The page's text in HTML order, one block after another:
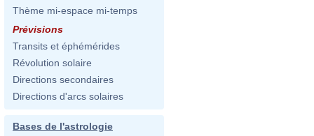
Thème mi-espace mi-temps
Prévisions
Transits et éphémérides
Révolution solaire
Directions secondaires
Directions d'arcs solaires
Bases de l'astrologie